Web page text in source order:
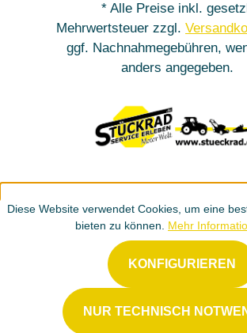
* Alle Preise inkl.
Mehrwertsteuer zzgl.
ggf. Nachnahmegebühren,
anders angegeben.
Diese Website verwendet Cookies, um eine
bieten zu können. Mehr
NUR TECHNISCH
KONFIGURIEREN